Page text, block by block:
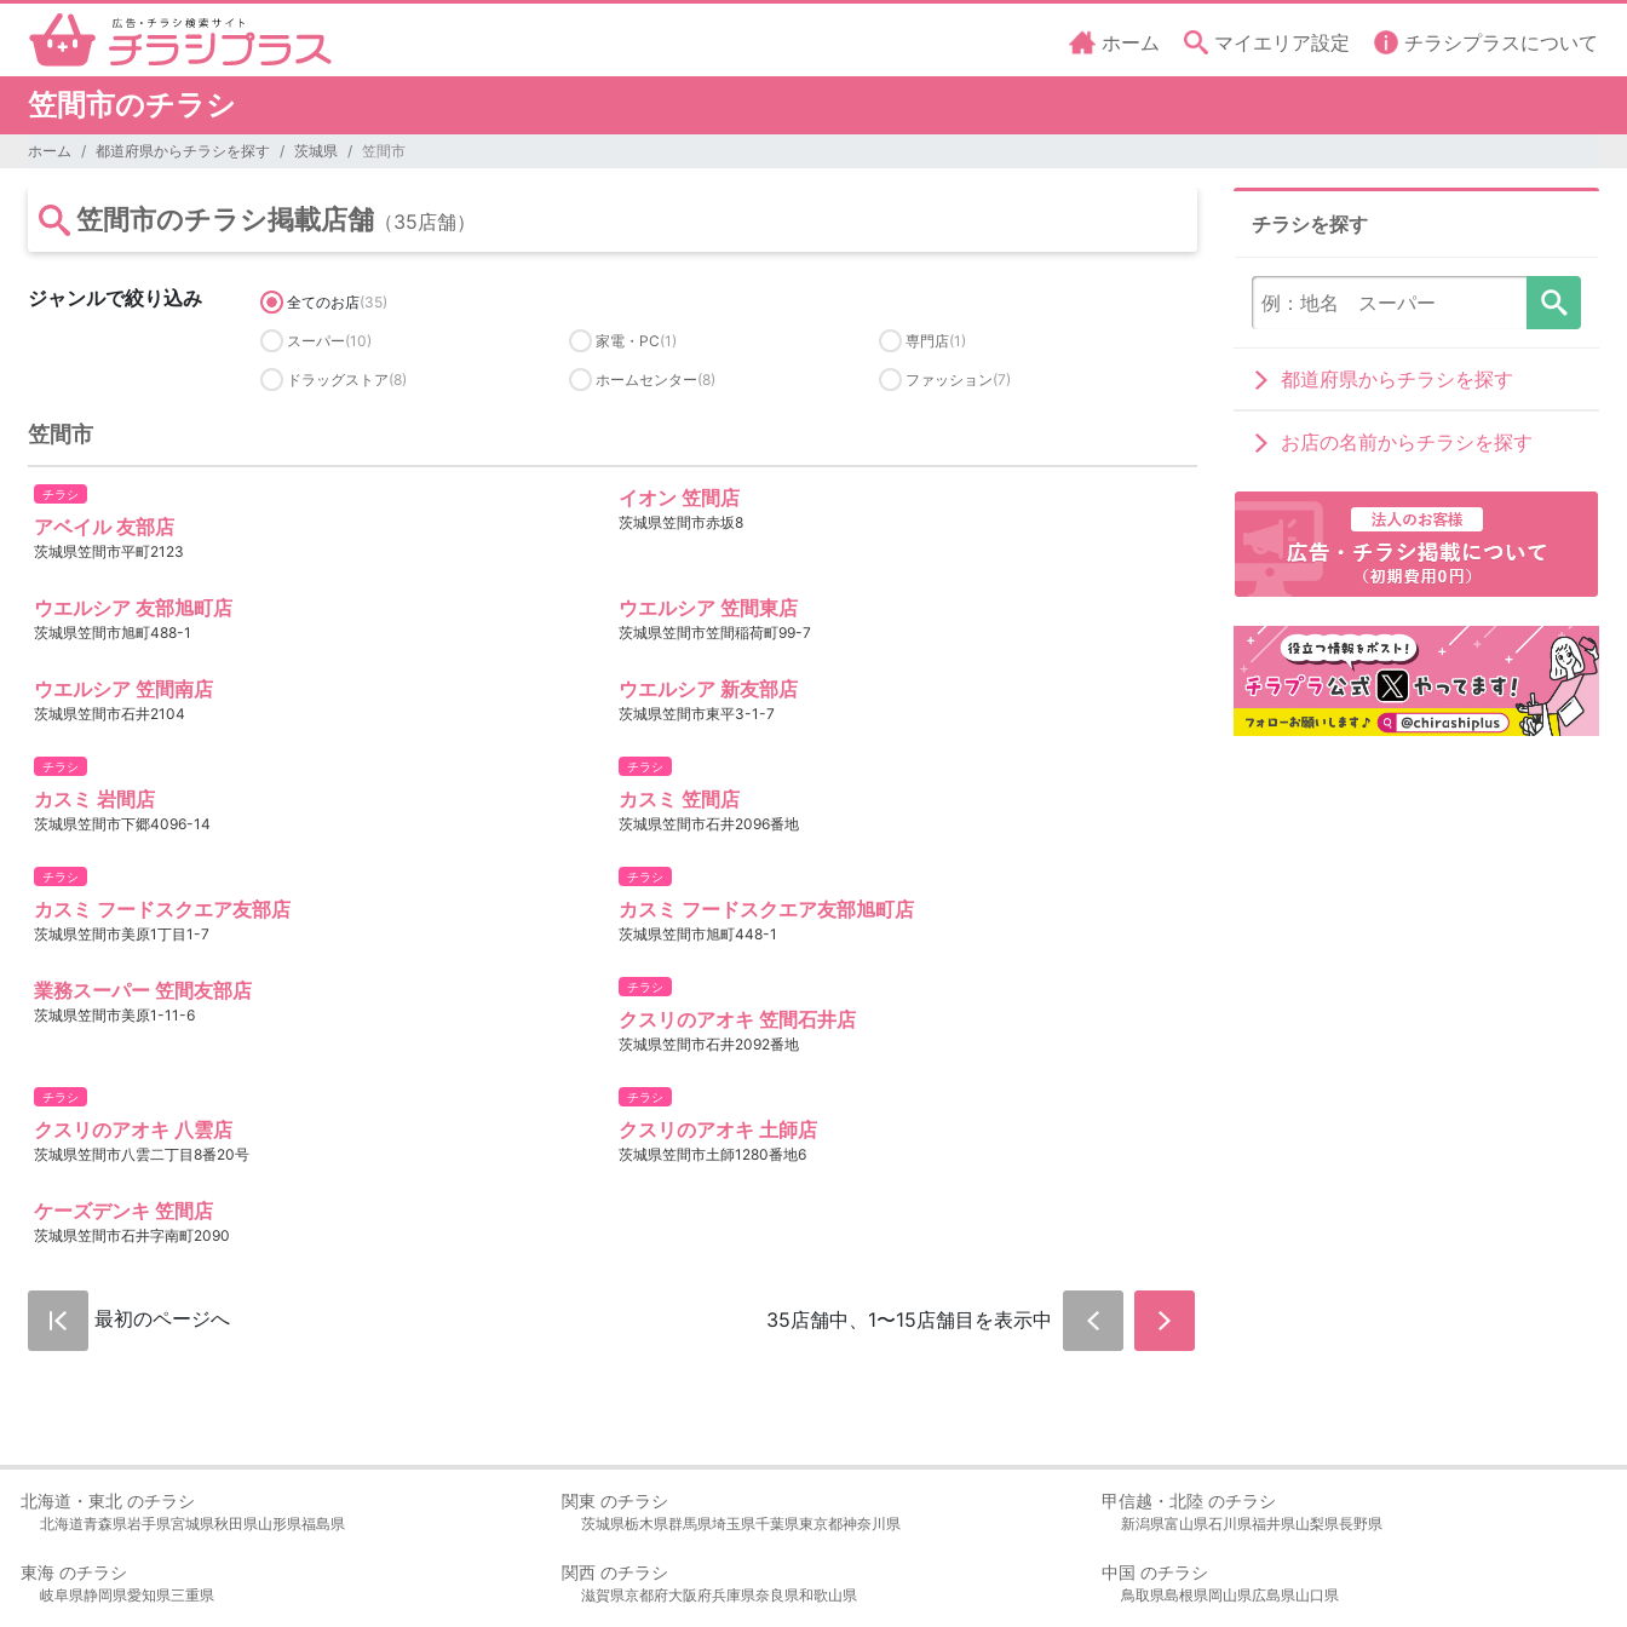
ホーム マイエリア設定 チラシプラスについて
笠間市のチラシ
ホーム 都道府県からチラシを探す 茨城県 笠間市
笠間市のチラシ掲載店舗 （35店舗）
ジャンルで絞り込み 全てのお店(35)
スーパー(10) 家電・PC(1) 専門店(1)
ドラッグストア(8) ホームセンター(8) ファッション(7)
笠間市
チラシ
アベイル 友部店
茨城県笠間市平町2123
イオン 笠間店
茨城県笠間市赤坂8
ウエルシア 友部旭町店
茨城県笠間市旭町488-1
ウエルシア 笠間東店
茨城県笠間市笠間稲荷町99-7
ウエルシア 笠間南店
茨城県笠間市石井2104
ウエルシア 新友部店
茨城県笠間市東平3-1-7
チラシ
カスミ 岩間店
茨城県笠間市下郷4096-14
チラシ
カスミ 笠間店
茨城県笠間市石井2096番地
チラシ
カスミ フードスクエア友部店
茨城県笠間市美原1丁目1-7
チラシ
カスミ フードスクエア友部旭町店
茨城県笠間市旭町448-1
業務スーパー 笠間友部店
茨城県笠間市美原1-11-6
チラシ
クスリのアオキ 笠間石井店
茨城県笠間市石井2092番地
チラシ
クスリのアオキ 八雲店
茨城県笠間市八雲二丁目8番20号
チラシ
クスリのアオキ 土師店
茨城県笠間市土師1280番地6
ケーズデンキ 笠間店
茨城県笠間市石井字南町2090
最初のページへ 35店舗中、1〜15店舗目を表示中
チラシを探す
都道府県からチラシを探す
お店の名前からチラシを探す
北海道・東北 のチラシ
北海道青森県岩手県宮城県秋田県山形県福島県
関東 のチラシ
茨城県栃木県群馬県埼玉県千葉県東京都神奈川県
甲信越・北陸 のチラシ
新潟県富山県石川県福井県山梨県長野県
東海 のチラシ
岐阜県静岡県愛知県三重県
関西 のチラシ
滋賀県京都府大阪府兵庫県奈良県和歌山県
中国 のチラシ
鳥取県島根県岡山県広島県山口県